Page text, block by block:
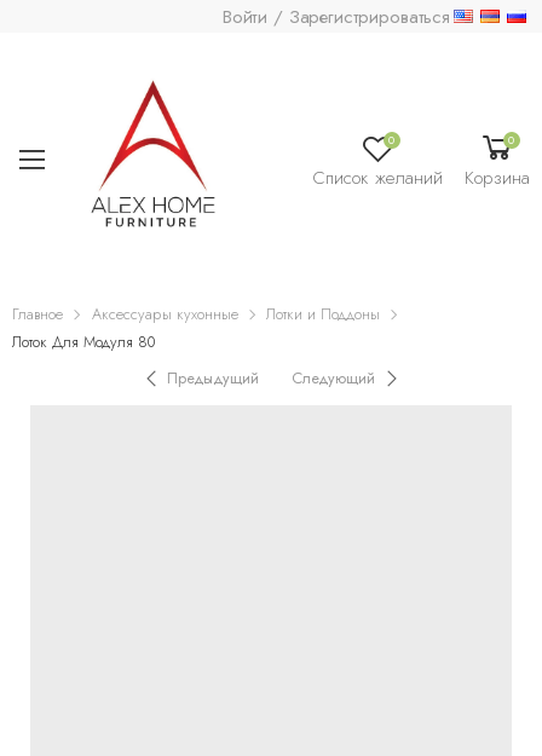
Войти / Зарегистрироваться
0
Список желаний
0
Корзина
Главное Аксессуары кухонные
Лотки и Поддоны
Лоток Для Модуля 80
Предыдущий
Следующий